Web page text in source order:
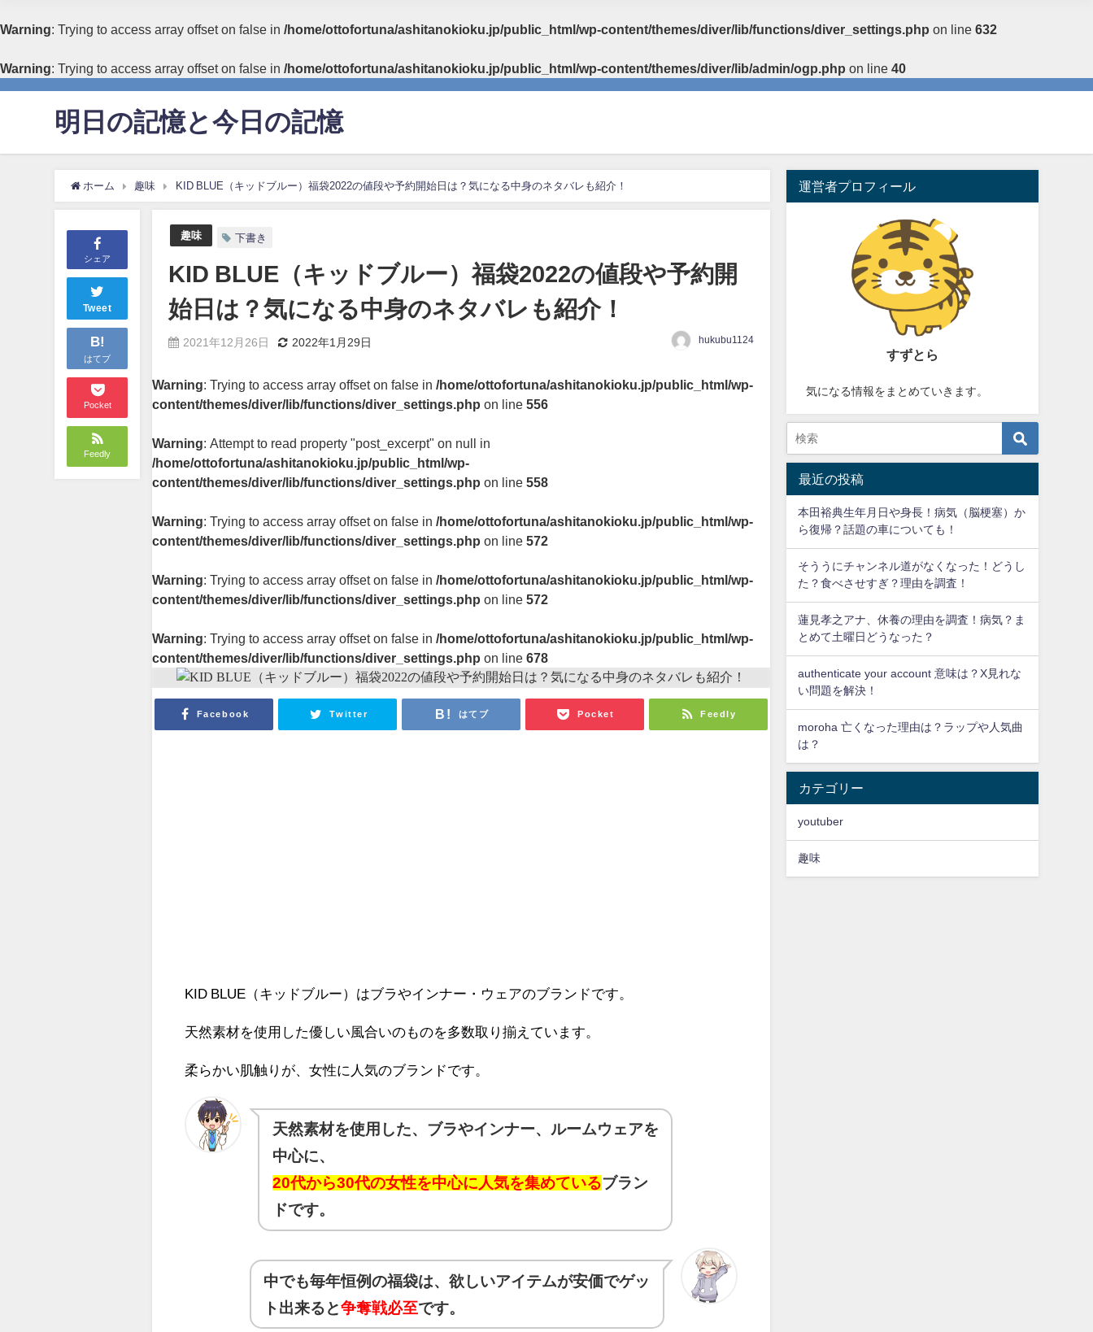
Warning: Trying to access array offset on false in /home/ottofortuna/ashitanokioku.jp/public_html/wp-content/themes/diver/lib/functions/diver_settings.php on line 632
Warning: Trying to access array offset on false in /home/ottofortuna/ashitanokioku.jp/public_html/wp-content/themes/diver/lib/admin/ogp.php on line 40
明日の記憶と今日の記憶
ホーム 趣味 KID BLUE（キッドブルー）福袋2022の値段や予約開始日は？気になる中身のネタバレも紹介！
シェア
Tweet
B!
はてブ
Pocket
Feedly
趣味 下書き
KID BLUE（キッドブルー）福袋2022の値段や予約開
始日は？気になる中身のネタバレも紹介！
2021年12月26日 2022年1月29日 hukubu1124
Warning: Trying to access array offset on false in/home/ottofortuna/ashitanokioku.jp/public_html/wp-
content/themes/diver/lib/functions/diver_settings.php on line556
Warning: Attempt to read property "post_excerpt" on null in
/home/ottofortuna/ashitanokioku.jp/public_html/wp-
content/themes/diver/lib/functions/diver_settings.php on line558
Warning: Trying to access array offset on false in/home/ottofortuna/ashitanokioku.jp/public_html/wp-
content/themes/diver/lib/functions/diver_settings.php on line572
Warning: Trying to access array offset on false in/home/ottofortuna/ashitanokioku.jp/public_html/wp-
content/themes/diver/lib/functions/diver_settings.php on line572
Warning: Trying to access array offset on false in/home/ottofortuna/ashitanokioku.jp/public_html/wp-
content/themes/diver/lib/functions/diver_settings.php on line678
Facebook Twitter はてブ Pocket Feedly
KID BLUE（キッドブルー）はブラやインナー・ウェアのブランドです。
天然素材を使用した優しい風合いのものを多数取り揃えています。
柔らかい肌触りが、女性に人気のブランドです。
天然素材を使用した、ブラやインナー、ルームウェアを
中心に、
20代から30代の女性を中心に人気を集めているブラン
ドです。
中でも毎年恒例の福袋は、欲しいアイテムが安価でゲッ
ト出来ると争奪戦必至です。
運営者プロフィール
すずとら
気になる情報をまとめていきます。
最近の投稿
本田裕典生年月日や身長！病気（脳梗塞）か
ら復帰？話題の車についても！
そううにチャンネル道がなくなった！どうし
た？食べさせすぎ？理由を調査！
蓮見孝之アナ、休養の理由を調査！病気？ま
とめて土曜日どうなった？
authenticate your account 意味は？X見れな
い問題を解決！
moroha 亡くなった理由は？ラップや人気曲
は？
カテゴリー
youtuber
趣味